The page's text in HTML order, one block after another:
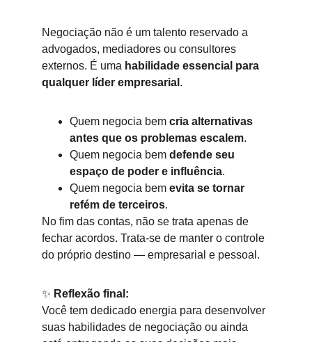
Negociação não é um talento reservado a
advogados, mediadores ou consultores
externos. É uma habilidade essencial para
qualquer líder empresarial .
Quem negocia bem cria alternativas
antes que os problemas escalem.
Quem negocia bem defende seu
espaço de poder e influência.
Quem negocia bem evita se tornar
refém de terceiros.
No fim das contas, não se trata apenas de
fechar acordos. Trata-se de manter o controle
do próprio destino — empresarial e pessoal.
✨ Reflexão final:
Você tem dedicado energia para desenvolver
suas habilidades de negociação ou ainda